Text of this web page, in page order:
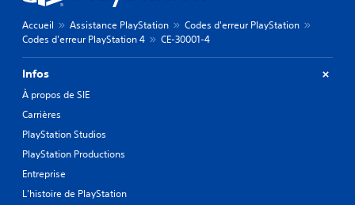
Accueil Assistance PlayStation
Codes d'erreur PlayStation
Codes d'erreur PlayStation 4
CE-30001-4
Infos
À propos de SIE
Carrières
PlayStation Studios
PlayStation Productions
Entreprise
L'histoire de PlayStation